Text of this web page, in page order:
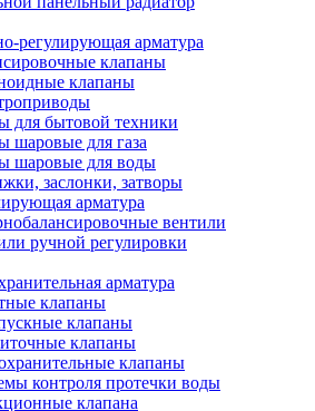
регулирующая арматура
клапаны
клапаны
для бытовой техники
шаровые для газа
шаровые для воды
заслонки, затворы
арматура
вентили
ручной регулировки
арматура
клапаны
клапаны
клапаны
клапаны
контроля протечки воды
клапана